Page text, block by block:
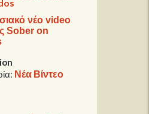
νέο video
Sober on
Νέα Βίντεο